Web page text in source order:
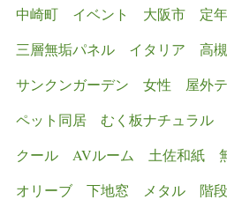
中崎町
イベント 大阪市 定年
三層無垢パネル
イタリア 高槻
サンクンガーデン
女性 屋外
ペット同居
むく板ナチュラル
クール
AVルーム 土佐和紙
オリーブ
下地窓 メタル
階